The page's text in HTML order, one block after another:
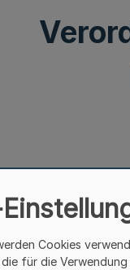
Cookies
für die